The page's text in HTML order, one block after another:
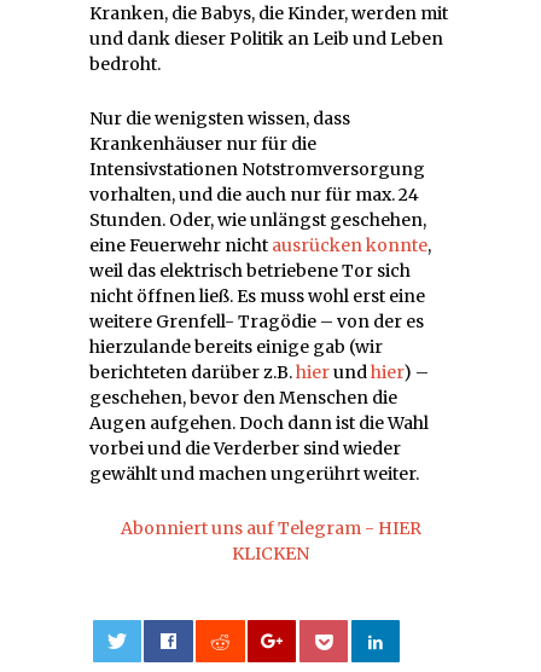
Kranken, die Babys, die Kinder, werden mit
und dank dieser Politik an Leib und Leben
bedroht.
Nur die wenigsten wissen, dass
Krankenhäuser nur für die
Intensivstationen Notstromversorgung
vorhalten, und die auch nur für max. 24
Stunden. Oder, wie unlängst geschehen,
eine Feuerwehr nicht ausrücken konnte,
weil das elektrisch betriebene Tor sich
nicht öffnen ließ. Es muss wohl erst eine
weitere Grenfell- Tragödie – von der es
hierzulande bereits einige gab (wir
berichteten darüber z.B.hierundhier) –
geschehen, bevor den Menschen die
Augen aufgehen. Doch dann ist die Wahl
vorbei und die Verderber sind wieder
gewählt und machen ungerührt weiter.
Abonniert uns auf Telegram - HIER
KLICKEN